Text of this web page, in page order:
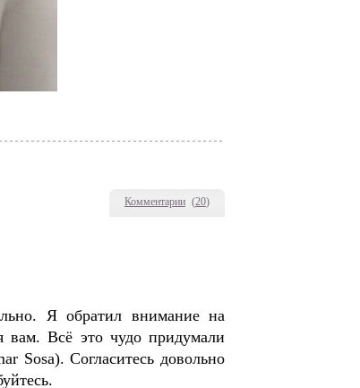
Комментарии (20)
Я обратил внимание на
вам. Всё это чудо придумали
Sosa). Согласитесь довольно